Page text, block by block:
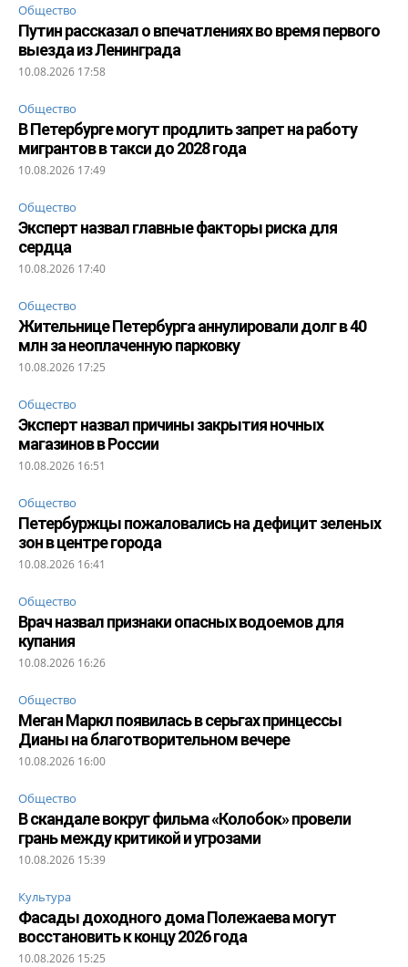
Общество
Путин рассказал о впечатлениях во время первого
выезда из Ленинграда
10.08.2026 17:58
Общество
В Петербурге могут продлить запрет на работу
мигрантов в такси до 2028 года
10.08.2026 17:49
Общество
Эксперт назвал главные факторы риска для
сердца
10.08.2026 17:40
Общество
Жительнице Петербурга аннулировали долг в 40
млн за неоплаченную парковку
10.08.2026 17:25
Общество
Эксперт назвал причины закрытия ночных
магазинов в России
10.08.2026 16:51
Общество
Петербуржцы пожаловались на дефицит зеленых
зон в центре города
10.08.2026 16:41
Общество
Врач назвал признаки опасных водоемов для
купания
10.08.2026 16:26
Общество
Меган Маркл появилась в серьгах принцессы
Дианы на благотворительном вечере
10.08.2026 16:00
Общество
В скандале вокруг фильма «Колобок» провели
грань между критикой и угрозами
10.08.2026 15:39
Культура
Фасады доходного дома Полежаева могут
восстановить к концу 2026 года
10.08.2026 15:25